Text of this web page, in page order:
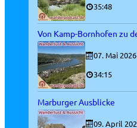
35:48
Von Kamp-Bornhofen zu
07. Mai 2026
34:15
Marburger Ausblicke
09. April